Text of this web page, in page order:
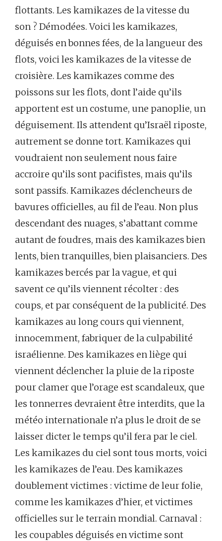
flottants. Les kamikazes de la vitesse du
son ? Démodées. Voici les kamikazes,
déguisés en bonnes fées, de la langueur des
flots, voici les kamikazes de la vitesse de
croisière. Les kamikazes comme des
poissons sur les flots, dont l’aide qu’ils
apportent est un costume, une panoplie, un
déguisement. Ils attendent qu’Israël riposte,
autrement se donne tort. Kamikazes qui
voudraient non seulement nous faire
accroire qu’ils sont pacifistes, mais qu’ils
sont passifs. Kamikazes déclencheurs de
bavures officielles, au fil de l’eau. Non plus
descendant des nuages, s’abattant comme
autant de foudres, mais des kamikazes bien
lents, bien tranquilles, bien plaisanciers. Des
kamikazes bercés par la vague, et qui
savent ce qu’ils viennent récolter : des
coups, et par conséquent de la publicité. Des
kamikazes au long cours qui viennent,
innocemment, fabriquer de la culpabilité
israélienne. Des kamikazes en liège qui
viennent déclencher la pluie de la riposte
pour clamer que l’orage est scandaleux, que
les tonnerres devraient être interdits, que la
météo internationale n’a plus le droit de se
laisser dicter le temps qu’il fera par le ciel.
Les kamikazes du ciel sont tous morts, voici
les kamikazes de l’eau. Des kamikazes
doublement victimes : victime de leur folie,
comme les kamikazes d’hier, et victimes
officielles sur le terrain mondial. Carnaval :
les coupables déguisés en victime sont